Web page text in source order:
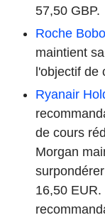
57,50 GBP.
Roche
maintient
l'objectif de
Ryanair
de cours
Morgan
16,50